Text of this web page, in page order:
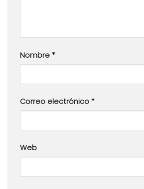
Nombre *
Correo electrónico *
Web